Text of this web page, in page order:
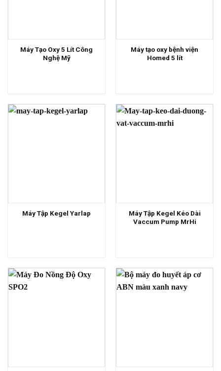
Máy Tạo Oxy 5 Lít Công
Nghệ Mỹ
Máy tạo oxy bệnh viện
Homed 5 lít
Máy Tập Kegel Yarlap
Máy Tập Kegel Kéo Dài
Vaccum Pump MrHi